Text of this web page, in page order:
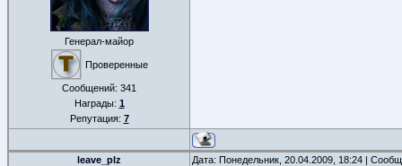
Генерал-майор
Проверенные
Сообщений: 341
Награды: 1
Репутация: 7
leave_plz Дата: Понедельник, 20.04.2009, 18:24 |